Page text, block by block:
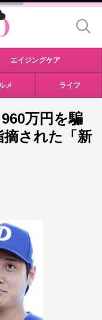
エイジングケア
メ ライフ
万円を騙
摘された「新